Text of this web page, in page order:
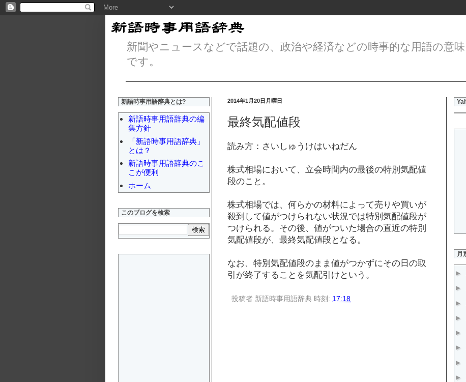
新聞やニュースなどで話題の、政治や経済などの時事的な用語の意
です。
2014年1月20日月曜日
最終気配値段
読み方：さいしゅうけはいねだん
株式相場において、立会時間内の最後の特別気配値
段のこと。
株式相場では、何らかの材料によって売りや買いが
殺到して値がつけられない状況では特別気配値段が
つけられる。その後、値がついた場合の直近の特別
気配値段が、最終気配値段となる。
なお、特別気配値段のまま値がつかずにその日の取
引が終了することを気配引けという。
投稿者 新語時事用語辞典 時刻: 17:18
新語時事用語辞典とは?
新語時事用語辞典の編
集方針
「新語時事用語辞典」
とは？
新語時事用語辞典のこ
こが便利
ホーム
このブログを検索
月
►
►
►
►
►
►
►
►